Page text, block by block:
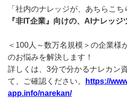
「社内のナレッジが、あちらこち
『非IT企業』向けの、AIナレッジ
＜100人～数万名規模＞の企業様
のお悩みを解決します！
詳しくは、3分で分かるナレカン
て、ご確認ください。
https://
app.info/narekan/